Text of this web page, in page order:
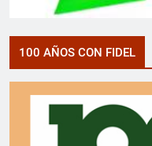
100 AÑOS CON FIDEL